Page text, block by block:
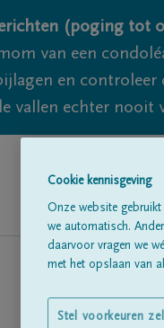
(poging tot
van een
en
vallen echter
Cookie kennisgeving
Onze website
we automatisch.
daarvoor vragen we
met het opslaan van
Stel voorkeuren